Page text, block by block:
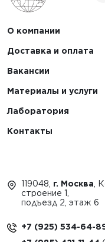
О компании
Доставка и оплата
Вакансии
Материалы и услуги
Лаборатория
Контакты
119048, г. Москва ,
строение 1,
подъезд 2, этаж 6
+7 (925) 534-64-